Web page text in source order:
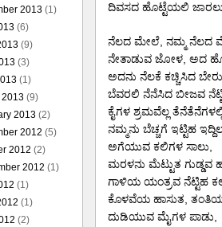
ದಿವಸದ ಹೊಟ್ಟೆಯಲಿ ಜಾರಲು
ನೆಲದ ಮೇಲೆ, ನಮ್ಮ ನೆಲದ
ನೇತಾಡುವ ಜೋಳ, ಅದ
ಅದನು ನೆಲಕೆ ಕಚ್ಚಿಸಿದ
ಬೆವರಲಿ ನೆನೆಸಿದ ಬೀಜವ
ಕೈಗಳ ಶ್ರಮವೆಲ್ಲ
ನಮ್ಮನು ಬೆಚ್ಚಗೆ ಇಟ್ಟಿಹ
ಅಗೆಯುವ ಕಲಿಗಳ ಸಾಲು,
ಮರಳನು ಮೆಟ್ಟುತ ಗುಡ್ಡವ
ಗಾಳಿಯ ಯಂತ್ರವ ನೆಟ್ಟಿಹ
ಕೊಳವೆಯ ಹಾಸುತ,
ದುಡಿಯುವ ಮೈಗಳ ಪಾಡು,
2013 (1)
(6)
(9)
(3)
(1)
2013 (9)
2013 (2)
2012 (5)
2012 (2)
2012 (1)
(1)
(1)
(2)